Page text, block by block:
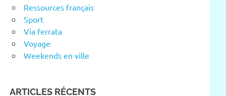
Ressources français
Sport
Via ferrata
Voyage
Weekends en ville
ARTICLES RÉCENTS